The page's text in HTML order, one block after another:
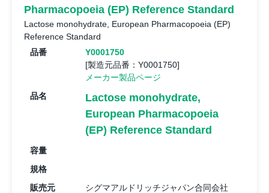
Pharmacopoeia (EP) Reference Standard
Lactose monohydrate, European Pharmacopoeia (EP)
Reference Standard
品番
Y0001750
[製造元品番：Y0001750]
メーカー製品ページ
品名
Lactose monohydrate,
European Pharmacopoeia
(EP) Reference Standard
容量
規格
販売元
シグマアルドリッチジャパン合同会社